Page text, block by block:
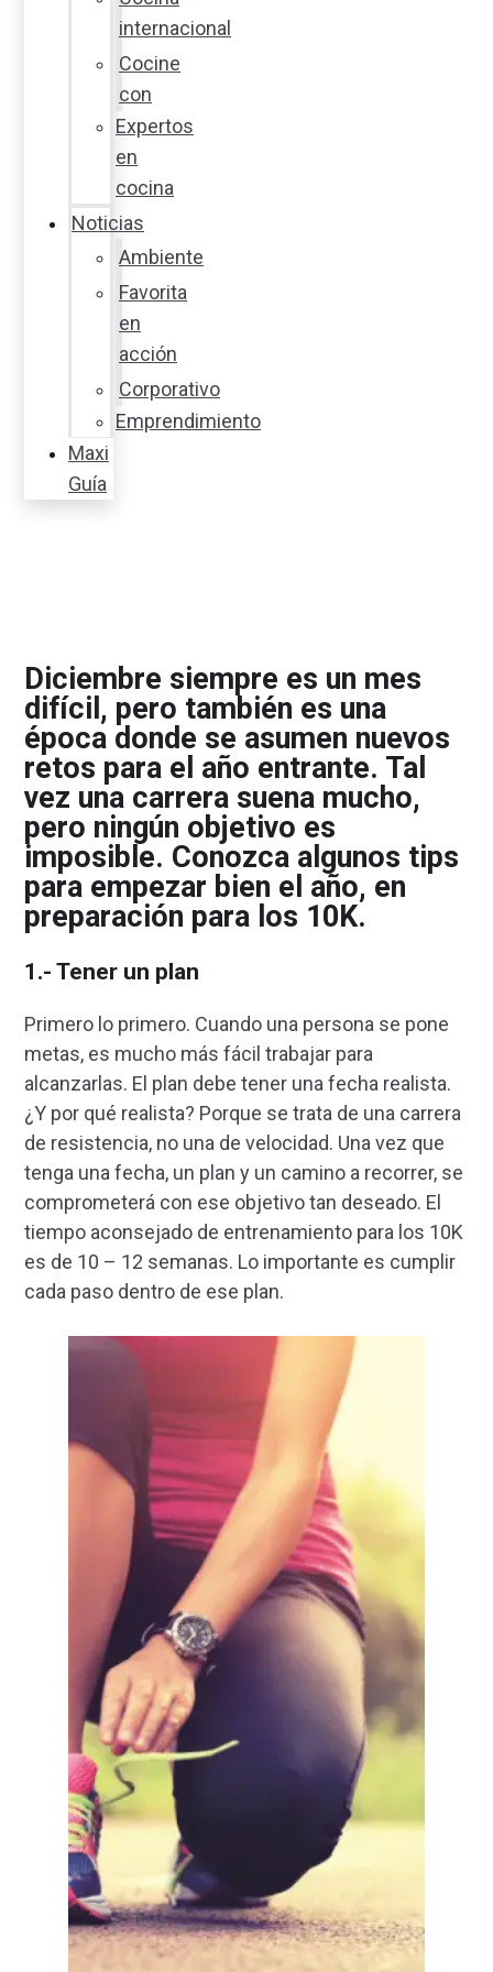
internacional
Cocine
con
Expertos
en
cocina
Noticias
Ambiente
Favorita
en
acción
Corporativo
Emprendimiento
Maxi
Guía
Diciembre siempre es un mes
difícil, pero también es una
época donde se asumen nuevos
retos para el año entrante. Tal
vez una carrera suena mucho,
pero ningún objetivo es
imposible. Conozca algunos tips
para empezar bien el año, en
preparación para los 10K.
1.- Tener un plan
Primero lo primero. Cuando una persona se pone
metas, es mucho más fácil trabajar para
alcanzarlas. El plan debe tener una fecha realista.
¿Y por qué realista? Porque se trata de una carrera
de resistencia, no una de velocidad. Una vez que
tenga una fecha, un plan y un camino a recorrer, se
comprometerá con ese objetivo tan deseado. El
tiempo aconsejado de entrenamiento para los 10K
es de 10 – 12 semanas. Lo importante es cumplir
cada paso dentro de ese plan.